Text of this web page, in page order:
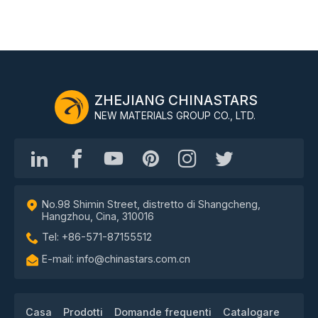
ZHEJIANG CHINASTARS
NEW MATERIALS GROUP CO., LTD.
No.98 Shimin Street, distretto di Shangcheng,
Hangzhou, Cina, 310016
Tel: +86-571-87155512
E-mail: info@chinastars.com.cn
Casa Prodotti Domande frequenti Catalogare